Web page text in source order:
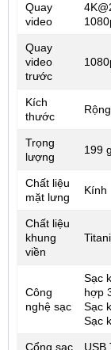
Quay
video
Quay
video
trước
Kích
thước
Trọng
lượng
199
Chất liệu
mặt lưng
Kính
Chất liệu
khung
viền
Công
nghệ sạc
Sạc
hợp
Sạc
Sạc
Cổng sạc USB